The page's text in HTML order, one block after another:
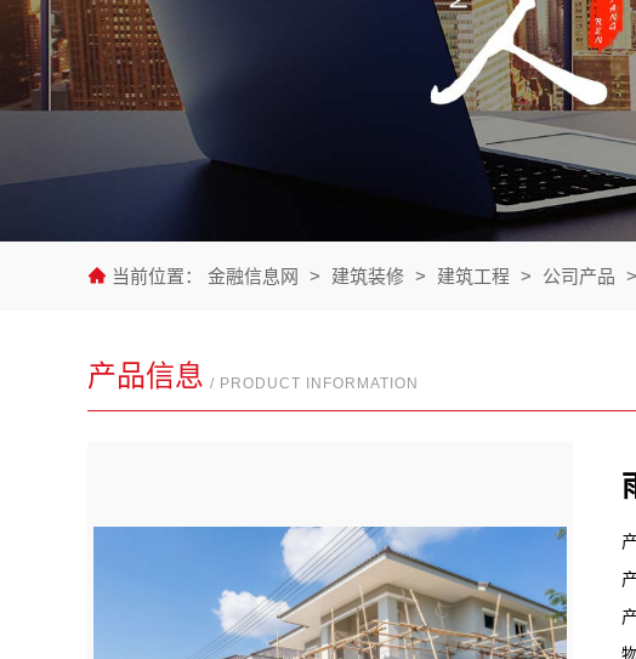
当前位置： 金融信息网 > 建筑装修 > 建筑工程 > 公司产品 >
产品信息 / PRODUCT INFORMATION